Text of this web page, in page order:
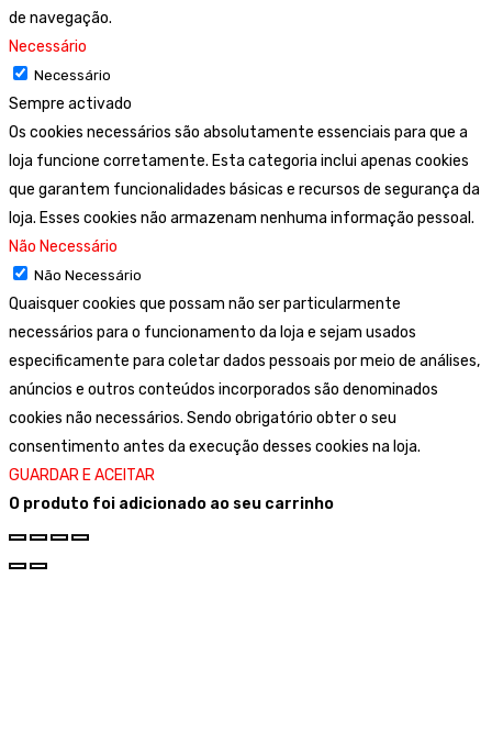
de navegação.
Necessário
Necessário
Sempre activado
Os cookies necessários são absolutamente essenciais para que a
loja funcione corretamente. Esta categoria inclui apenas cookies
que garantem funcionalidades básicas e recursos de segurança da
loja. Esses cookies não armazenam nenhuma informação pessoal.
Não Necessário
Não Necessário
Quaisquer cookies que possam não ser particularmente
necessários para o funcionamento da loja e sejam usados
especificamente para coletar dados pessoais por meio de análises,
anúncios e outros conteúdos incorporados são denominados
cookies não necessários. Sendo obrigatório obter o seu
consentimento antes da execução desses cookies na loja.
GUARDAR E ACEITAR
O produto foi adicionado ao seu carrinho